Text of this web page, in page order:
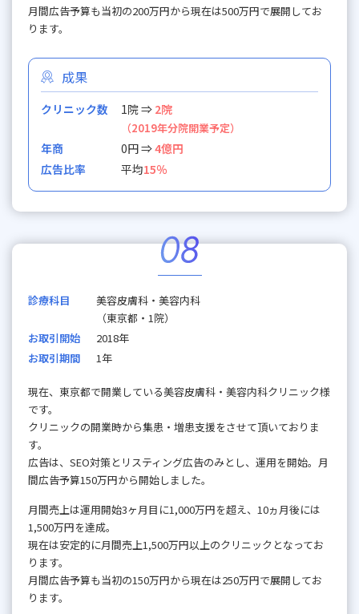
月間広告予算も当初の200万円から現在は500万円で展開してお
ります。
成果
クリニック数 1院 ⇒ 2院
（2019年分院開業予定）
年商 0円 ⇒4億円
広告比率
平均15％
診療科目
美容皮膚科・美容内科
（東京都・1院）
お取引開始
2018年
お取引期間
1年
現在、東京都で開業している美容皮膚科・美容内科クリニック様
です。
クリニックの開業時から集患・増患支援をさせて頂いておりま
す。
広告は、SEO対策とリスティング広告のみとし、運用を開始。月
間広告予算150万円から開始しました。
月間売上は運用開始3ヶ月目に1,000万円を超え、10ヵ月後には
1,500万円を達成。
現在は安定的に月間売上1,500万円以上のクリニックとなってお
ります。
月間広告予算も当初の150万円から現在は250万円で展開してお
ります。